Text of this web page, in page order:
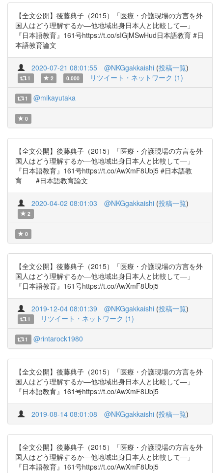
【全文公開】後藤典子（2015）「医療・介護現場の方言を外
国人はどう理解するか―他地域出身日本人と比較して―」
『日本語教育』161号https://t.co/sIGjMSwHud日本語教育 #日
本語教育論文
2020-07-21 08:01:55 @NKGgakkaishi (投稿一覧)
1 2 0.000 リツイート・ネットワーク (1)
1 @mikayutaka
0
【全文公開】後藤典子（2015）「医療・介護現場の方言を外
国人はどう理解するか―他地域出身日本人と比較して―」
『日本語教育』161号https://t.co/AwXmF8Ubj5 #日本語教
育 #日本語教育論文
2020-04-02 08:01:03 @NKGgakkaishi (投稿一覧)
2
0
【全文公開】後藤典子（2015）「医療・介護現場の方言を外
国人はどう理解するか―他地域出身日本人と比較して―」
『日本語教育』161号https://t.co/AwXmF8Ubj5
2019-12-04 08:01:39 @NKGgakkaishi (投稿一覧)
1 リツイート・ネットワーク (1)
1 @rintarock1980
【全文公開】後藤典子（2015）「医療・介護現場の方言を外
国人はどう理解するか―他地域出身日本人と比較して―」
『日本語教育』161号https://t.co/AwXmF8Ubj5
2019-08-14 08:01:08 @NKGgakkaishi (投稿一覧)
【全文公開】後藤典子（2015）「医療・介護現場の方言を外
国人はどう理解するか―他地域出身日本人と比較して―」
『日本語教育』161号https://t.co/AwXmF8Ubj5